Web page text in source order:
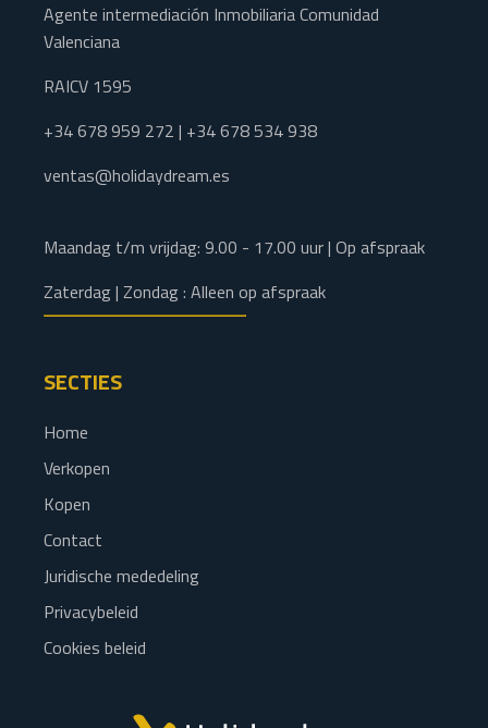
Agente intermediación Inmobiliaria Comunidad
Valenciana
RAICV 1595
+34 678 959 272 | +34 678 534 938
ventas@holidaydream.es
Maandag t/m vrijdag: 9.00 - 17.00 uur | Op afspraak
Zaterdag | Zondag : Alleen op afspraak
SECTIES
Home
Verkopen
Kopen
Contact
Juridische mededeling
Privacybeleid
Cookies beleid